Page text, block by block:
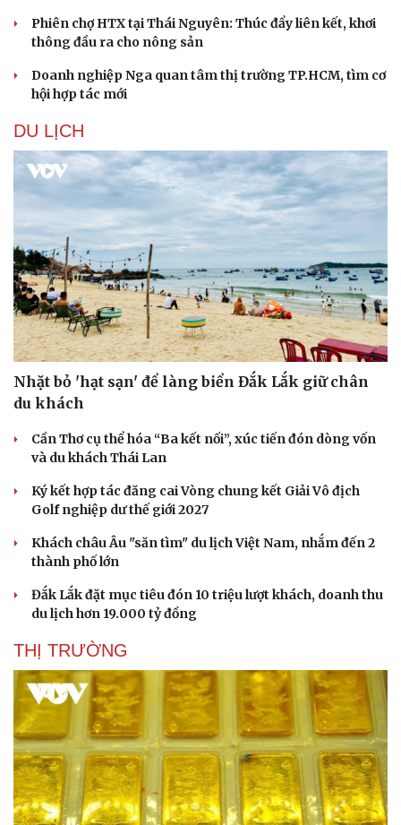
Văn hóa
Sân khấu - Điện ảnh
Văn học
Âm nhạc
Di sản
Giải trí
Nghệ sĩ
Thời trang
Sao Việt
Phiên chợ HTX tại Thái Nguyên: Thúc đẩy liên kết, khơi
thông đầu ra cho nông sản
Doanh nghiệp Nga quan tâm thị trường TP.HCM, tìm cơ
hội hợp tác mới
DU LỊCH
Nhặt bỏ 'hạt sạn' để làng biển Đắk Lắk giữ chân
du khách
Cần Thơ cụ thể hóa “Ba kết nối”, xúc tiến đón dòng vốn
và du khách Thái Lan
Ký kết hợp tác đăng cai Vòng chung kết Giải Vô địch
Golf nghiệp dư thế giới 2027
Khách châu Âu "săn tìm" du lịch Việt Nam, nhắm đến 2
thành phố lớn
Đắk Lắk đặt mục tiêu đón 10 triệu lượt khách, doanh thu
du lịch hơn 19.000 tỷ đồng
THỊ TRƯỜNG